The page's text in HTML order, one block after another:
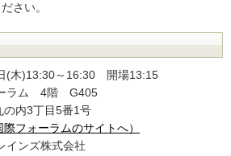
さい。
(木)13:30～16:30 開場13:15
ーラム 4階 G405
の内3丁目5番1号
フォーラムのサイトへ）
インズ株式会社